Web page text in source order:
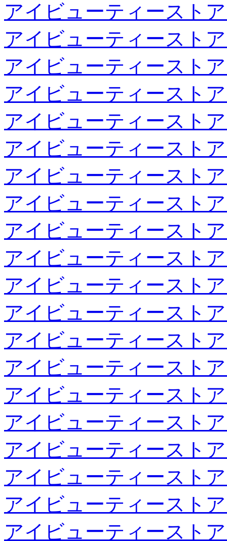
アイビューティースト
アイビューティースト
アイビューティースト
アイビューティースト
アイビューティースト
アイビューティースト
アイビューティースト
アイビューティースト
アイビューティースト
アイビューティースト
アイビューティースト
アイビューティースト
アイビューティースト
アイビューティースト
アイビューティースト
アイビューティースト
アイビューティースト
アイビューティースト
アイビューティースト
アイビューティースト